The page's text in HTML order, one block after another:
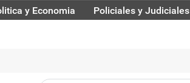
y Economia Policiales y Judiciales